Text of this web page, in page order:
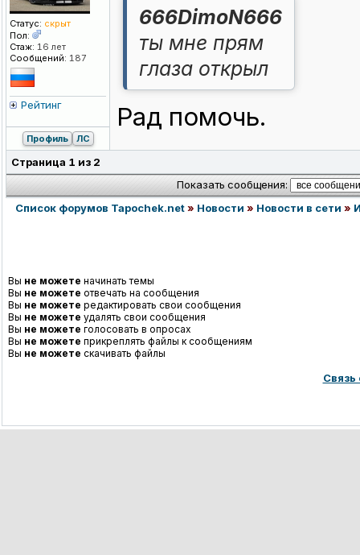
Статус: скрыт
Пол:
Стаж: 16 лет
Сообщений: 187
Рейтинг
666DimoN666
ты мне прям
глаза открыл
Рад помочь.
Профиль ЛС
Страница 1 из 2
Показать сообщения:
Список форумов Tapochek.net» Новости » Новости в сети »
Вы не можете начинать темы
Вы не можете отвечать на сообщения
Вы не можете редактировать свои сообщения
Вы не можете удалять свои сообщения
Вы не можете голосовать в опросах
Вы не можете прикреплять файлы к сообщениям
Вы не можете скачивать файлы